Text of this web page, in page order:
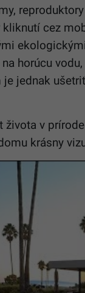
cez
horúcu
je jednak
života v
krásny